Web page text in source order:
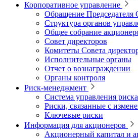
Корпоративное управление
Обращение Председателя
Структура органов
Общее собрание
Совет директоров
Комитеты Совета
Исполнительные органы
Отчет о вознаграждении
Органы контроля
Риск-менеджмент
Система управления
Риски, связанные с
Ключевые риски
Информация для акционеров
Акционерный капитал и